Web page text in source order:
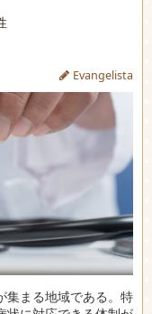
Evangelista
まる地域である。 特